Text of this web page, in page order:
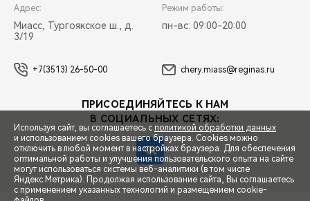
СПЕЦПРЕДЛОЖЕНИЯ
Адрес:
Миасс, Тургоякское ш., д.
3/19
Режим работы:
пн-вс: 09:00-20:00
+7(3513) 26-50-00 chery.miass@reginas.ru
ПРИСОЕДИНЯЙТЕСЬ К НАМ
В СОЦИАЛЬНЫХ СЕТЯХ:
Используя сайт, вы соглашаетесь с политикой обработки данных
и использованием cookies вашего браузера. Cookies можно
отключить в любой момент в настройках браузера. Для обеспечения
оптимальной работы и улучшения пользовательского опыта на сайте
могут использоваться системы веб-аналитики (в том числе
Яндекс.Метрика). Продолжая использование сайта, Вы соглашаетесь
с применением указанных технологий и размещением cookie-